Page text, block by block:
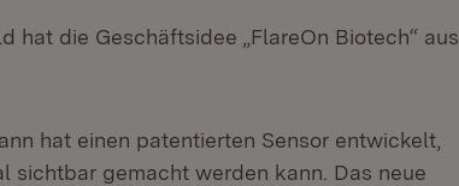
hat die Geschäftsidee „FlareOn Biotech“ aus
hat einen patentierten Sensor entwickelt,
sichtbar gemacht werden kann. Das neue